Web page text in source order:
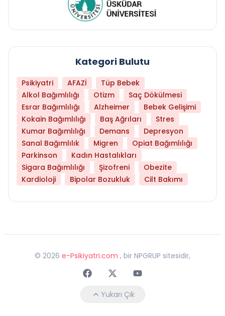
Kategori Bulutu
Psikiyatri AFAZİ
Tüp Bebek
Alkol Bağımlılığı
Otizm
Saç Dökülmesi
Esrar Bağımlılığı
Alzheimer
Bebek Gelişimi
Kokain Bağımlılığı
Baş Ağrıları
Stres
Kumar Bağımlılığı
Demans
Depresyon
Sanal Bağımlılık
Migren
Opiat Bağımlılığı
Parkinson
Kadın Hastalıkları
Sigara Bağımlılığı
Şizofreni
Obezite
Kardioloji
Bipolar Bozukluk Cilt Bakımı
© 2026 e-Psikiyatri.com , bir NPGRUP sitesidir,
FaceebokTwitterYoutube
Yukarı Çık